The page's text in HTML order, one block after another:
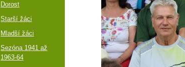
Dorost
Starší žáci
Mladší žáci
Sezóna 1941 až
1963-64